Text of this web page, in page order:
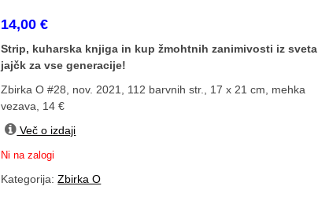
14,00€
Strip, kuharska knjiga in kup žmohtnih zanimivosti iz sveta
jajčk za vse generacije!
Zbirka O #28, nov. 2021, 112 barvnih str., 17 x 21 cm, mehka
vezava, 14 €
Več o izdaji
Ni na zalogi
Kategorija:Zbirka O